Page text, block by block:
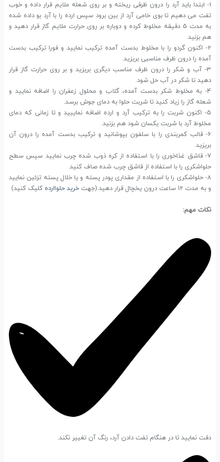
1- ابتدا باید آرد را درون ظرفی ریخته و بر روی شعله ملایم قرار داده و خوب
تفت می دهیم تا بوی خامی آرد از بین برود سپس ارده را با آرد بو داده شده
به مدت 5 دقیقه مخلوط کرده و دوباره بر روی حرارت ملایم گاز قرار دهید و
هم بزنید.
2- اکنون گردو را با مخلوط بدست آمده ترکیب نمایید و فورا ترکیب بدست
آمده را درون ظرف مناسبی بریزید.
3- آب و شکر را درون ظرف مناسب دیگری بریزید و بر روی حرارت گاز قرار
دهید تا شکر در آب حل شود.
4- به مخلوط شکر بدست آمده، گلاب و محلول زعفران را اضافه نمایید و
شعله گاز را زیاد کنید تا شربت حلوا به دمای جوش برسد.
5- اکنون شربت را به ترکیب آرد و ارده اضافه نماییید و تا زمانی که دمای
مخلوط آرد با شربت یکسان شود هم بزنید.
6- قالب کمربندی را با سلفون بپوشانید و ترکیب بدست آمده را درون آن
بریزید.
7- قاشق غذاخوری را با استفاده از کره ذوب شده چرب نمایید سپس سطح
حلواشکری را با استفاده از قاشق چرب شده صاف کنید.
8- حلواشکری را با استفاده از مقداری پودر پسته و یا خلال پسته تزئین نمایید
و به مدت 12 ساعت درون یخچال قرار دهید.(جهت
خرید حلواارده کلیک کنید)
نکات مهم:
دقت نمایید تا در هنگام تفت دادن آرد، رنگ آن تغییر نکند.